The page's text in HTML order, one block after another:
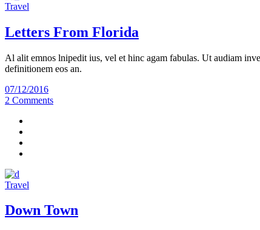
Travel
Letters From Florida
Al alit emnos lnipedit ius, vel et hinc agam fabulas. Ut audiam
definitionem eos an.
07/12/2016
2 Comments
Travel
Down Town